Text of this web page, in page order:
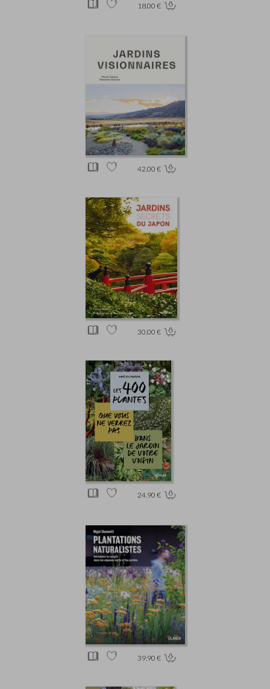
18.00 €
42.00 €
30.00 €
24.90 €
39.90 €